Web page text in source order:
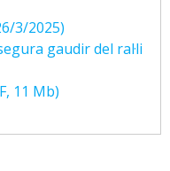
3/2025)
gaudir del ral·li
11 Mb)